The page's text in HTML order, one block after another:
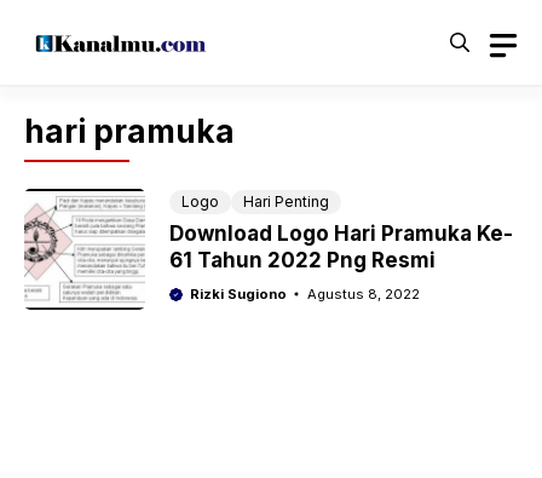
hari pramuka
Logo Hari Penting
Download Logo Hari Pramuka Ke-
61 Tahun 2022 Png Resmi
Rizki Sugiono Agustus 8, 2022